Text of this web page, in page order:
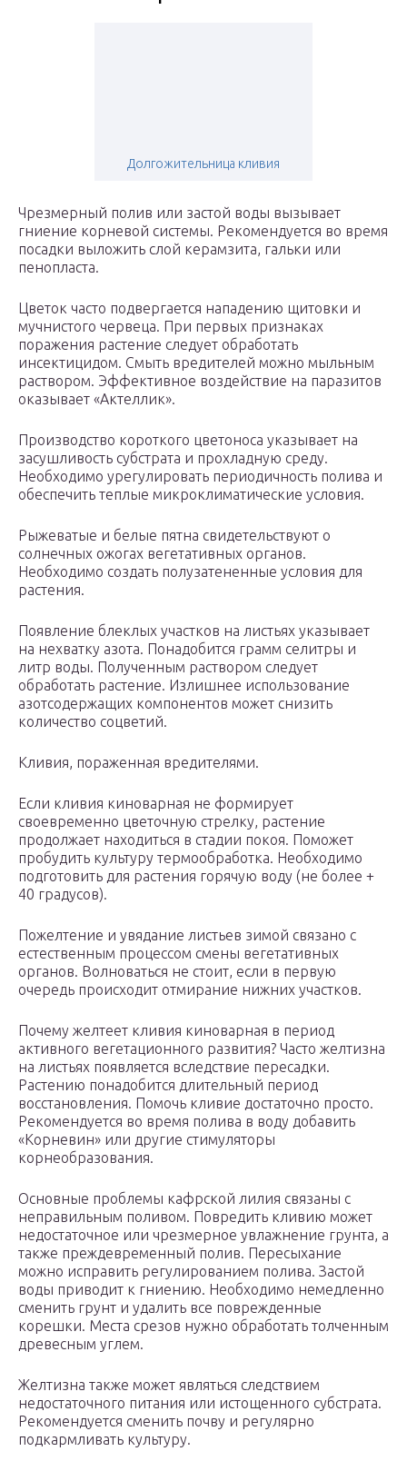
Долгожительница кливия
Чрезмерный полив или застой воды вызывает
гниение корневой системы. Рекомендуется во время
посадки выложить слой керамзита, гальки или
пенопласта.
Цветок часто подвергается нападению щитовки и
мучнистого червеца. При первых признаках
поражения растение следует обработать
инсектицидом. Смыть вредителей можно мыльным
раствором. Эффективное воздействие на паразитов
оказывает «Актеллик».
Производство короткого цветоноса указывает на
засушливость субстрата и прохладную среду.
Необходимо урегулировать периодичность полива и
обеспечить теплые микроклиматические условия.
Рыжеватые и белые пятна свидетельствуют о
солнечных ожогах вегетативных органов.
Необходимо создать полузатененные условия для
растения.
Появление блеклых участков на листьях указывает
на нехватку азота. Понадобится грамм селитры и
литр воды. Полученным раствором следует
обработать растение. Излишнее использование
азотсодержащих компонентов может снизить
количество соцветий.
Кливия, пораженная вредителями.
Если кливия киноварная не формирует
своевременно цветочную стрелку, растение
продолжает находиться в стадии покоя. Поможет
пробудить культуру термообработка. Необходимо
подготовить для растения горячую воду (не более +
40 градусов).
Пожелтение и увядание листьев зимой связано с
естественным процессом смены вегетативных
органов. Волноваться не стоит, если в первую
очередь происходит отмирание нижних участков.
Почему желтеет кливия киноварная в период
активного вегетационного развития? Часто желтизна
на листьях появляется вследствие пересадки.
Растению понадобится длительный период
восстановления. Помочь кливие достаточно просто.
Рекомендуется во время полива в воду добавить
«Корневин» или другие стимуляторы
корнеобразования.
Основные проблемы кафрской лилия связаны с
неправильным поливом. Повредить кливию может
недостаточное или чрезмерное увлажнение грунта, а
также преждевременный полив. Пересыхание
можно исправить регулированием полива. Застой
воды приводит к гниению. Необходимо немедленно
сменить грунт и удалить все поврежденные
корешки. Места срезов нужно обработать толченным
древесным углем.
Желтизна также может являться следствием
недостаточного питания или истощенного субстрата.
Рекомендуется сменить почву и регулярно
подкармливать культуру.